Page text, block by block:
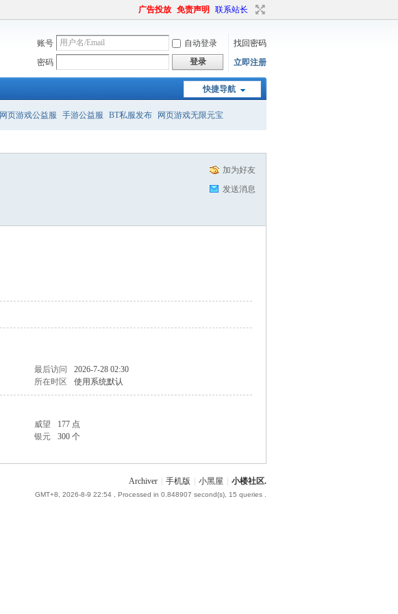
广告投放 免责声明 联系站长
账号 自动登录
找回密码
密码
登录 立即注册
快捷导航
网页游戏公益服 手游公益服 BT私服发布 网页游戏无限元宝
加为好友
发送消息
最后访问
2026-7-28 02:30
所在时区 使用系统默认
威望
177 点
银元 300 个
Archiver 手机版 小黑屋 小楼社区.
GMT+8, 2026-8-9 22:54 , Processed in 0.848907 second(s), 15 queries .